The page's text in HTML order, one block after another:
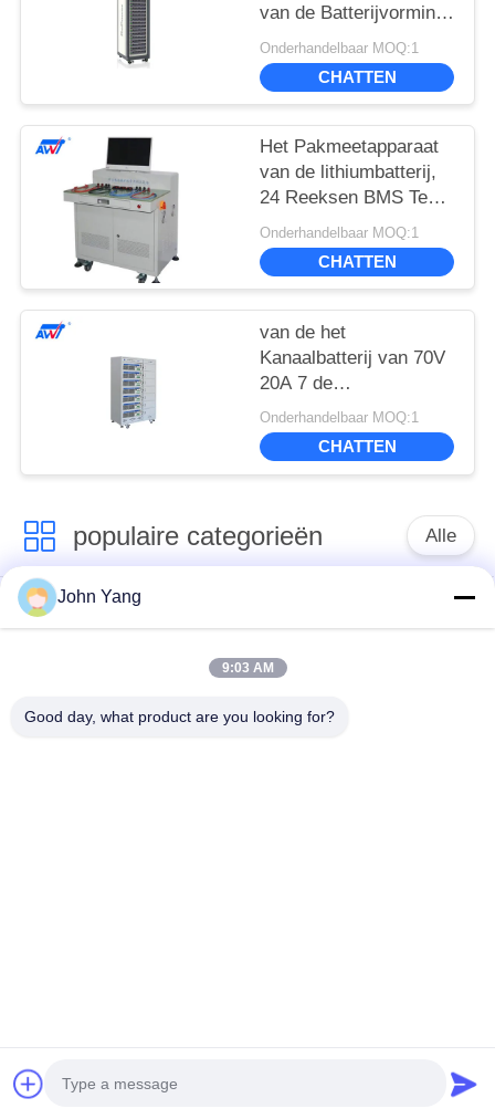
van de Batterijvorming
van het het
Voertuiglaboratorium
van de het Niveaubbs
Saldosysteem
Onderhandelbaar MOQ:1
CHATTEN
Het Pakmeetapparaat
van de lithiumbatterij,
24 Reeksen BMS Test
System awt-2408
Onderhandelbaar MOQ:1
CHATTEN
van de het
Kanaalbatterij van 70V
20A 7 de
Vormingsmateriaal/het
Pak van de
Lithiumbatterij het
Onderhandelbaar MOQ:1
CHATTEN
populaire categorieën Alle
de vleklasser van de
lithiumbatterij
18650 Batterijvlek
precisievlek
celtestmateriaal
John Yang
9:03 AM
Good day, what product are you looking for?